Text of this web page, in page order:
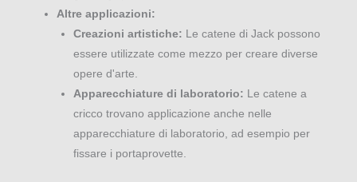
Altre applicazioni:
Creazioni artistiche: Le catene di Jack possono
essere utilizzate come mezzo per creare diverse
opere d'arte.
Apparecchiature di laboratorio: Le catene a
cricco trovano applicazione anche nelle
apparecchiature di laboratorio, ad esempio per
fissare i portaprovette.